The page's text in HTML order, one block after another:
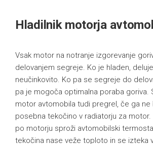
Hladilnik motorja
Vsak motor na notranje izgorevanje
delovanjem segreje. Ko je hladen,
neučinkovito. Ko pa se segreje do
pa je mogoča optimalna poraba goriva.
motor avtomobila tudi pregrel, če ga ne
posebna tekočino v radiatorju za motor.
po motorju sproži avtomobilski
tekočina nase veže toploto in se izteka